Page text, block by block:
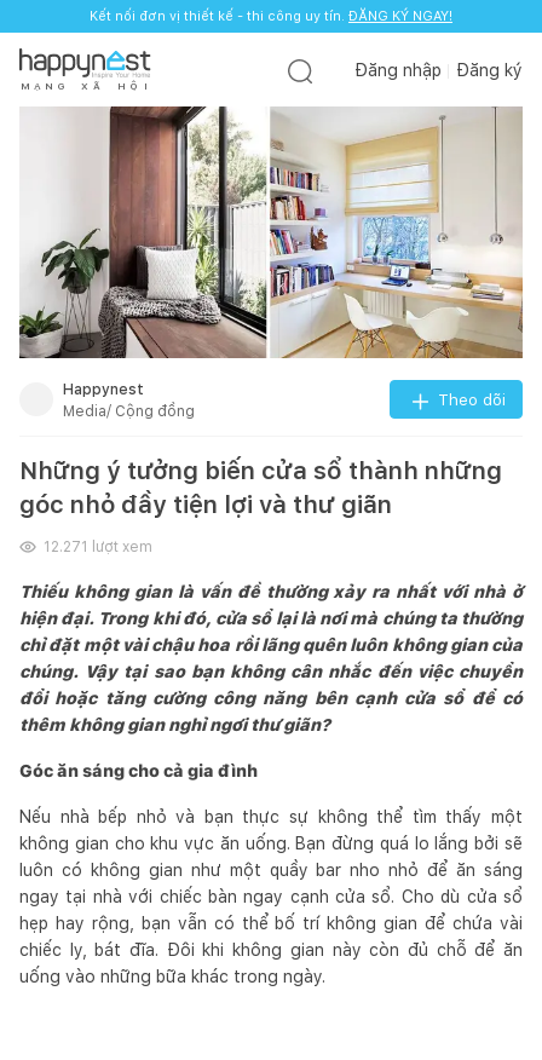
Kết nối đơn vị thiết kế - thi công uy tín. ĐĂNG KÝ NGAY!
M Ạ N G X Ã H Ộ I
Đăng nhập Đăng ký
Happynest
Media/ Cộng đồng
Theo dõi
Những ý tưởng biến cửa sổ thành những
góc nhỏ đầy tiện lợi và thư giãn
12.271 lượt xem
Thiếu không gian là vấn đề thường xảy ra nhất với nhà ở
hiện đại. Trong khi đó, cửa sổ lại là nơi mà chúng ta thường
chỉ đặt một vài chậu hoa rồi lãng quên luôn không gian của
chúng. Vậy tại sao bạn không cân nhắc đến việc chuyển
đổi hoặc tăng cường công năng bên cạnh cửa sổ để có
thêm không gian nghỉ ngơi thư giãn?
Góc ăn sáng cho cả gia đình
Nếu nhà bếp nhỏ và bạn thực sự không thể tìm thấy một
không gian cho khu vực ăn uống. Bạn đừng quá lo lắng bởi sẽ
luôn có không gian như một quầy bar nho nhỏ để ăn sáng
ngay tại nhà với chiếc bàn ngay cạnh cửa sổ. Cho dù cửa sổ
hẹp hay rộng, bạn vẫn có thể bố trí không gian để chứa vài
chiếc ly, bát đĩa. Đôi khi không gian này còn đủ chỗ để ăn
uống vào những bữa khác trong ngày.